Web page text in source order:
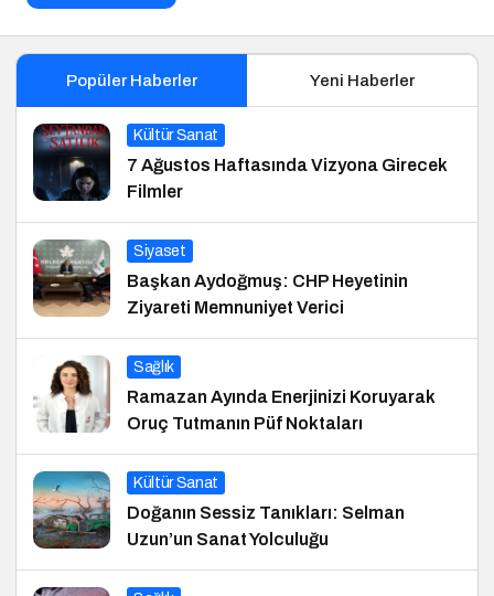
Popüler Haberler Yeni Haberler
Kültür Sanat
7 Ağustos Haftasında Vizyona Girecek
Filmler
Siyaset
Başkan Aydoğmuş: CHP Heyetinin
Ziyareti Memnuniyet Verici
Sağlık
Ramazan Ayında Enerjinizi Koruyarak
Oruç Tutmanın Püf Noktaları
Kültür Sanat
Doğanın Sessiz Tanıkları: Selman
Uzun’un Sanat Yolculuğu